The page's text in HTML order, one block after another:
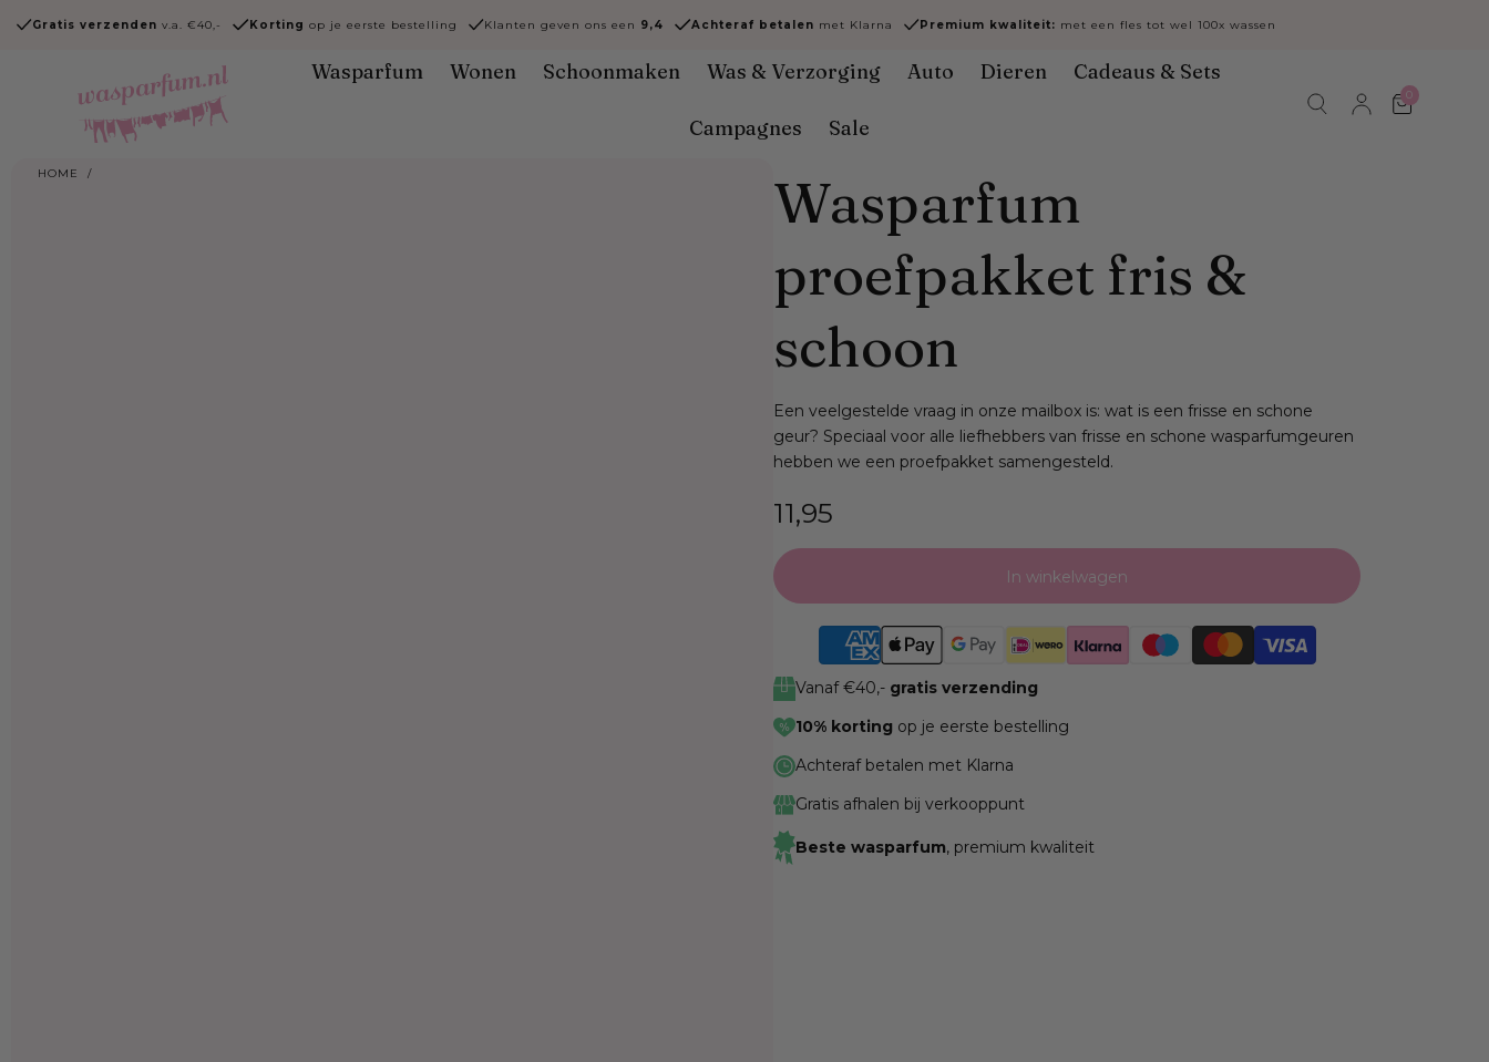
Ga naar
Gratis verzenden v.a. €40,- Korting op je eerste bestelling Klanten geven ons een 9,4 Achteraf betalen met Klarna Premium kwaliteit: met een fles tot wel 100x wassen
Wasparfum Wonen Schoonmaken Was & Verzorging Auto Dieren Cadeaus & Sets
Campagnes Sale
0
HOME /
Wasparfum
proefpakket fris &
schoon
Een veelgestelde vraag in onze mailbox is: wat is een frisse en schone
geur? Speciaal voor alle liefhebbers van frisse en schone wasparfumgeuren
hebben we een proefpakket samengesteld.
Normale
prijs
11,95
In winkelwagen
Vanaf €40,- gratis verzending
10% korting op je eerste bestelling
Achteraf betalen met Klarna
Gratis afhalen bij verkooppunt
Beste wasparfum, premium kwaliteit